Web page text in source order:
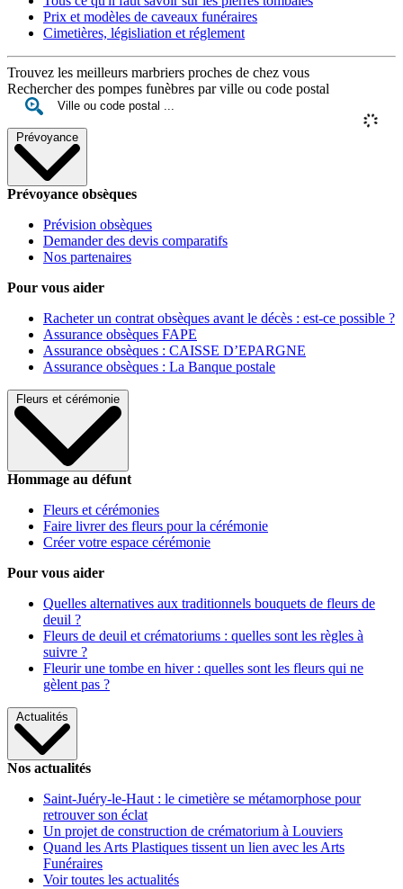
Prix et modèles de caveaux funéraires
Cimetières, législiation et réglement
Trouvez les meilleurs marbriers proches de chez vous
Rechercher des pompes funèbres par ville ou code postal
Prévoyance
Prévoyance obsèques
Prévision obsèques
Demander des devis comparatifs
Nos partenaires
Pour vous aider
Racheter un contrat obsèques avant le décès : est-ce possible ?
Assurance obsèques FAPE
Assurance obsèques : CAISSE D’EPARGNE
Assurance obsèques : La Banque postale
Fleurs et cérémonie
Hommage au défunt
Fleurs et cérémonies
Faire livrer des fleurs pour la cérémonie
Créer votre espace cérémonie
Pour vous aider
Quelles alternatives aux traditionnels bouquets de fleurs de
deuil ?
Fleurs de deuil et crématoriums : quelles sont les règles à
suivre ?
Fleurir une tombe en hiver : quelles sont les fleurs qui ne
gèlent pas ?
Actualités
Nos actualités
Saint-Juéry-le-Haut : le cimetière se métamorphose pour
retrouver son éclat
Un projet de construction de crématorium à Louviers
Quand les Arts Plastiques tissent un lien avec les Arts
Funéraires
Voir toutes les actualités